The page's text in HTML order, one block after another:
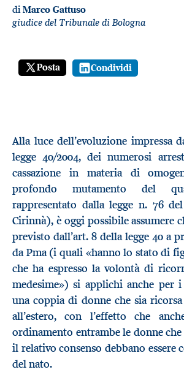
diMarco Gattuso
giudice del Tribunale di Bologna
Posta Condividi
Alla luce dell’evoluzione impressa
legge 40/2004, dei numerosi
cassazione in materia di
profondo mutamento del
rappresentato dalla legge n. 76
Cirinnà), è oggi possibile assumere
previsto dall’art. 8 della legge 40 a
da Pma (i quali «hanno lo stato di
che ha espresso la volontà di
medesime») si applichi anche per
una coppia di donne che sia
all’estero, con l’effetto che
ordinamento entrambe le donne
il relativo consenso debbano essere
del nato.